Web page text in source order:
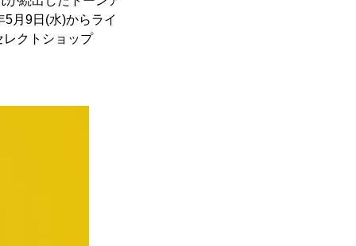
月9日(水)からライ
クトショップ